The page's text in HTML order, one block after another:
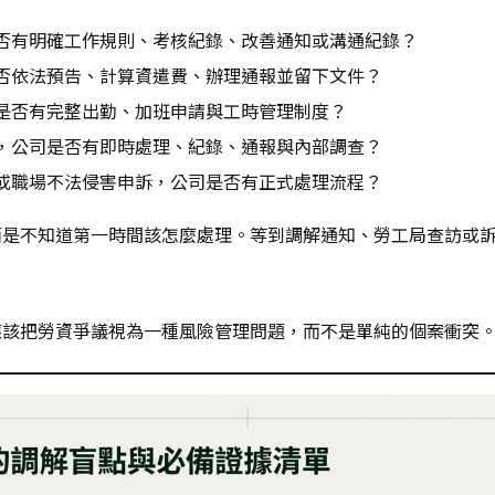
有明確工作規則、考核紀錄、改善通知或溝通紀錄？
依法預告、計算資遣費、辦理通報並留下文件？
否有完整出勤、加班申請與工時管理制度？
公司是否有即時處理、紀錄、通報與內部調查？
職場不法侵害申訴，公司是否有正式處理流程？
不知道第一時間該怎麼處理。等到調解通知、勞工局查訪或
把勞資爭議視為一種風險管理問題，而不是單純的個案衝突